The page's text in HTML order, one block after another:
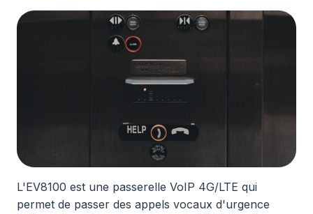
L'EV8100 est une passerelle VoIP 4G/LTE qui
permet de passer des appels vocaux d'urgence